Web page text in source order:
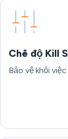
Chế độ Kill
Bảo vệ khỏi